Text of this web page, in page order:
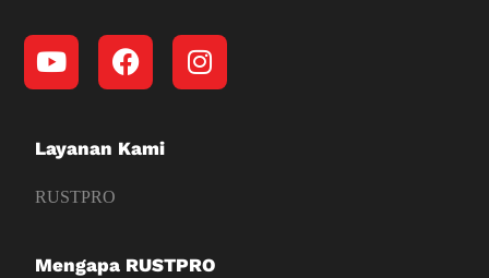
Layanan Kami
RUSTPRO
Mengapa RUSTPRO